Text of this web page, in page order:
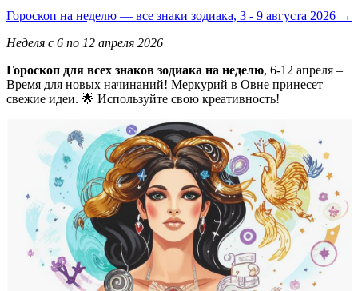
Гороскоп на неделю — все знаки зодиака, 3 - 9 августа 2026 →
Неделя с 6 по 12 апреля 2026
Гороскоп для всех знаков зодиака на неделю, 6-12 апреля –
Время для новых начинаний! Меркурий в Овне принесет
свежие идеи. 🌟 Используйте свою креативность!